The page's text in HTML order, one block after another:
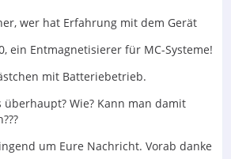
wer hat Erfahrung mit dem Gerät
ein Entmagnetisierer für MC-Systeme!
mit Batteriebetrieb.
überhaupt? Wie? Kann man damit
um Eure Nachricht. Vorab danke